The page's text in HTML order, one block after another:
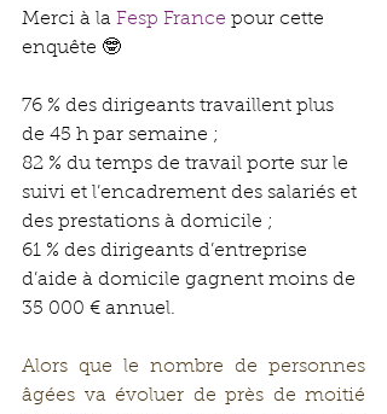
Merci à la Fesp France pour cette
enquête 🤓
76 % des dirigeants travaillent plus
de 45 h par semaine ;
82 % du temps de travail porte sur le
suivi et l’encadrement des salariés et
des prestations à domicile ;
61 % des dirigeants d’entreprise
d’aide à domicile gagnent moins de
35 000 € annuel.
Alors que le nombre de personnes
âgées va évoluer de près de moitié